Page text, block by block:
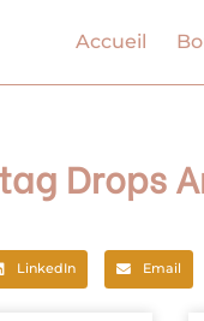
Accueil
Drops
LinkedIn Email